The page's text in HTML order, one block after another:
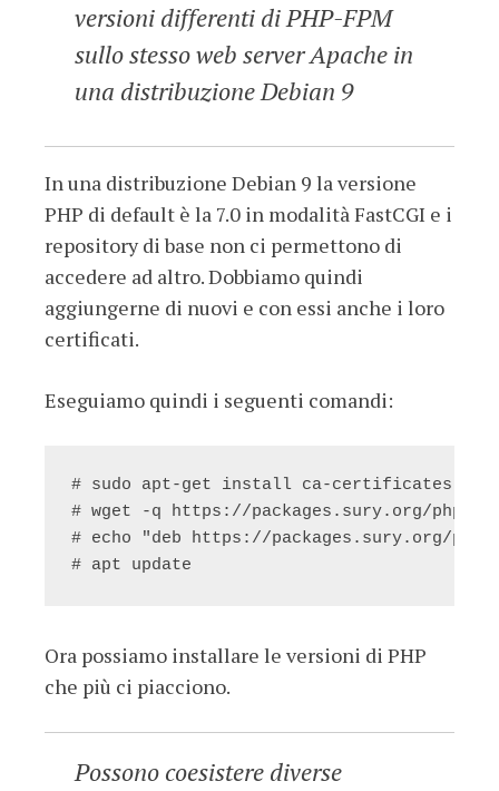
versioni differenti di PHP-FPM
sullo stesso web server Apache in
una distribuzione Debian 9
In una distribuzione Debian 9 la versione
PHP di default è la 7.0 in modalità FastCGI e i
repository di base non ci permettono di
accedere ad altro. Dobbiamo quindi
aggiungerne di nuovi e con essi anche i loro
certificati.
Eseguiamo quindi i seguenti comandi:
# sudo apt-get install ca-certificates
# wget -q https://packages.sury.org/php/
# echo "deb https://packages.sury.org/
# apt update
Ora possiamo installare le versioni di PHP
che più ci piacciono.
Possono coesistere diverse